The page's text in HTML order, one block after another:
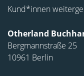
Kund*innen
Otherland
Bergmannstraße 25
10961 Berlin